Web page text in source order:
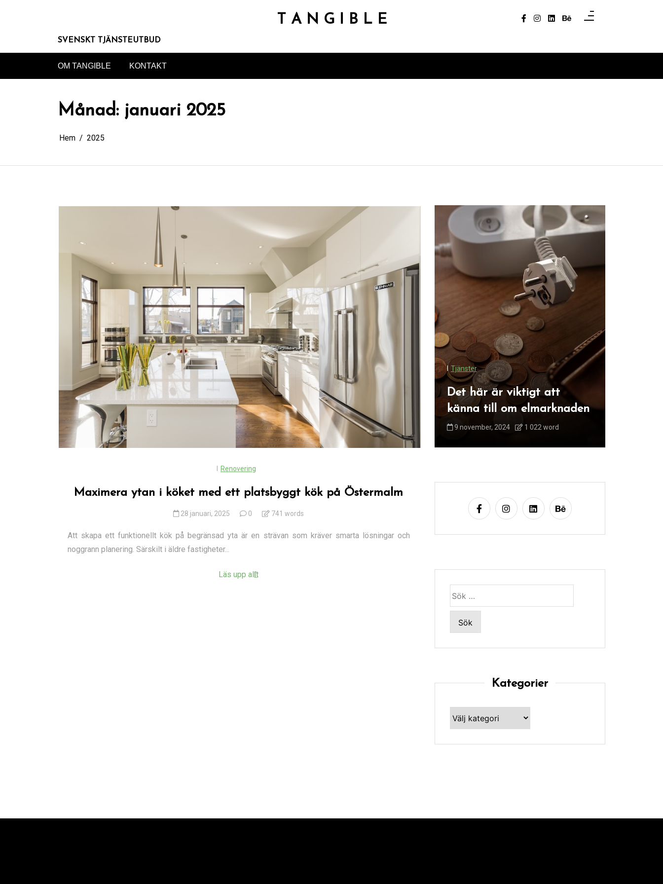
T A N G I B L E
SVENSKT TJÄNSTEUTBUD
OM TANGIBLE KONTAKT
Månad: januari 2025
Hem 2025
Renovering
Maximera ytan i köket med ett platsbyggt kök på Östermalm
28 januari, 2025 0 741 words
Att skapa ett funktionellt kök på begränsad yta är en strävan som kräver smarta lösningar och
noggrann planering. Särskilt i äldre fastigheter...
Läs upp allt
I Tjänster
Det här är viktigt att
känna till om elmarknaden
9 november, 2024
I Renovering
Maximera ytan i köket
med ett platsbyggt kök på
Östermalm
28 januari, 2025 741 words
I Tjänster
Det här är viktigt att
känna till om elmarknaden
9 november, 2024 1 022 word
efter:
Kategorier